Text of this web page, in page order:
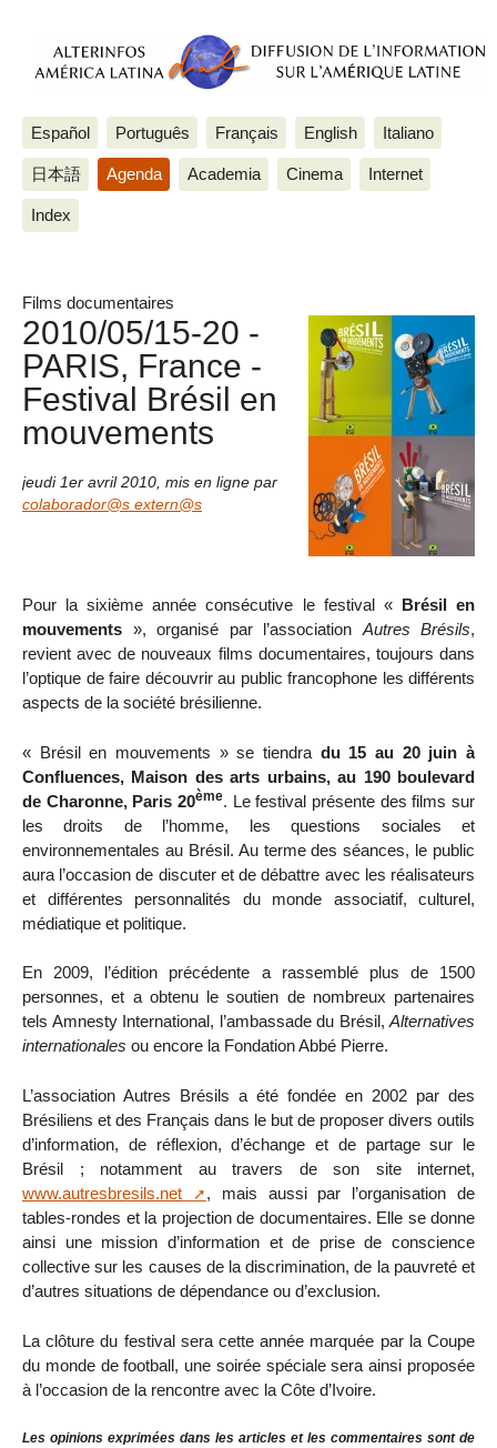
Español Português Français English Italiano
日本語 Agenda Academia Cinema Internet
Index
Films documentaires
2010/05/15-20 -
PARIS, France -
Festival Brésil en
mouvements
jeudi 1er avril 2010 mis en ligne par
colaborador@s extern@s
Pour la sixième année consécutive le festival « Brésil en
mouvements », organisé par l’association Autres Brésils,
revient avec de nouveaux films documentaires, toujours dans
l’optique de faire découvrir au public francophone les différents
aspects de la société brésilienne.
« Brésil en mouvements » se tiendra du 15 au 20 juin à
Confluences, Maison des arts urbains, au 190 boulevard
de Charonne, Paris 20ème. Le festival présente des films sur
les droits de l’homme, les questions sociales et
environnementales au Brésil. Au terme des séances, le public
aura l’occasion de discuter et de débattre avec les réalisateurs
et différentes personnalités du monde associatif, culturel,
médiatique et politique.
En 2009, l’édition précédente a rassemblé plus de 1500
personnes, et a obtenu le soutien de nombreux partenaires
tels Amnesty International, l’ambassade du Brésil,Alternatives
internationales ou encore la Fondation Abbé Pierre.
L’association Autres Brésils a été fondée en 2002 par des
Brésiliens et des Français dans le but de proposer divers outils
d’information, de réflexion, d’échange et de partage sur le
Brésil ; notamment au travers de son site internet,
www.autresbresils.net
, mais aussi par l’organisation de
tables-rondes et la projection de documentaires. Elle se donne
ainsi une mission d’information et de prise de conscience
collective sur les causes de la discrimination, de la pauvreté et
d’autres situations de dépendance ou d’exclusion.
La clôture du festival sera cette année marquée par la Coupe
du monde de football, une soirée spéciale sera ainsi proposée
à l’occasion de la rencontre avec la Côte d’Ivoire.
Les opinions exprimées dans les articles et les commentaires sont de